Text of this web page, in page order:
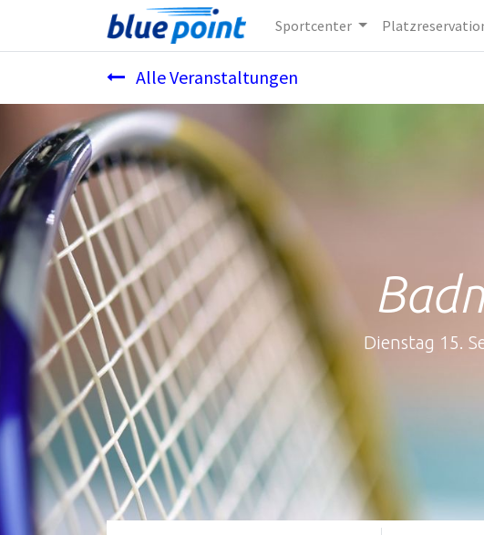
Sportcenter
Alle Veranstaltungen
Dienstag 15.